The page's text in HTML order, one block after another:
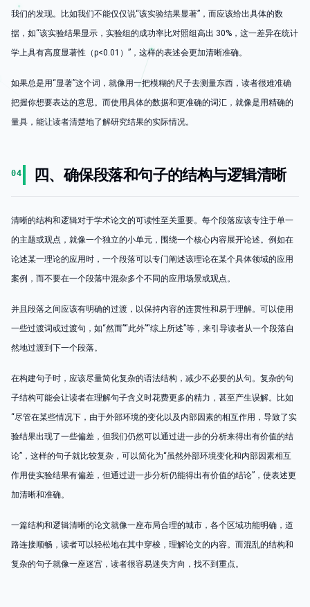
我们的发现。比如我们不能仅仅说“该实验结果显著”，而应该给出具体的数
据，如“该实验结果显示，实验组的成功率比对照组高出 30%，这一差异在统计
学上具有高度显著性（p<0.01）”，这样的表述会更加清晰准确。
如果总是用“显著”这个词，就像用一把模糊的尺子去测量东西，读者很难准确
把握你想要表达的意思。而使用具体的数据和更准确的词汇，就像是用精确的
量具，能让读者清楚地了解研究结果的实际情况。
04 四、确保段落和句子的结构与逻辑清晰
清晰的结构和逻辑对于学术论文的可读性至关重要。每个段落应该专注于单一
的主题或观点，就像一个独立的小单元，围绕一个核心内容展开论述。例如在
论述某一理论的应用时，一个段落可以专门阐述该理论在某个具体领域的应用
案例，而不要在一个段落中混杂多个不同的应用场景或观点。
并且段落之间应该有明确的过渡，以保持内容的连贯性和易于理解。可以使用
一些过渡词或过渡句，如“然而”“此外”“综上所述”等，来引导读者从一个段落自
然地过渡到下一个段落。
在构建句子时，应该尽量简化复杂的语法结构，减少不必要的从句。复杂的句
子结构可能会让读者在理解句子含义时花费更多的精力，甚至产生误解。比如
“尽管在某些情况下，由于外部环境的变化以及内部因素的相互作用，导致了实
验结果出现了一些偏差，但我们仍然可以通过进一步的分析来得出有价值的结
论”，这样的句子就比较复杂，可以简化为“虽然外部环境变化和内部因素相互
作用使实验结果有偏差，但通过进一步分析仍能得出有价值的结论”，使表述更
加清晰和准确。
一篇结构和逻辑清晰的论文就像一座布局合理的城市，各个区域功能明确，道
路连接顺畅，读者可以轻松地在其中穿梭，理解论文的内容。而混乱的结构和
复杂的句子就像一座迷宫，读者很容易迷失方向，找不到重点。